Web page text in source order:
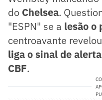
do Chelsea.
"ESPN" se a lesão o
centroavante
liga o sinal de
CBF.